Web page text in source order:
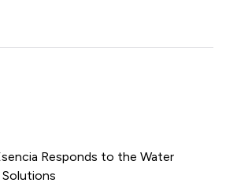
Responds to the Water